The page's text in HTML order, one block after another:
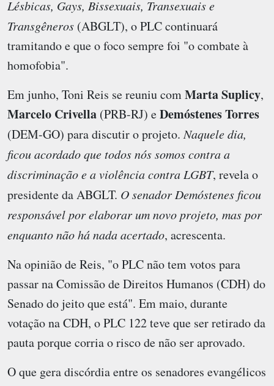
Lésbicas, Gays, Bissexuais, Transexuais e
Transgêneros (ABGLT), o PLC continuará
tramitando e que o foco sempre foi "o combate à
homofobia".
Em junho, Toni Reis se reuniu comMarta Suplicy,
Marcelo Crivella (PRB-RJ) eDemóstenes Torres
(DEM-GO) para discutir o projeto.Naquele dia,
ficou acordado que todos nós somos contra a
discriminação e a violência contra LGBT, revela o
presidente da ABGLT. O senador Demóstenes ficou
responsável por elaborar um novo projeto, mas por
enquanto não há nada acertado, acrescenta.
Na opinião de Reis, "o PLC não tem votos para
passar na Comissão de Direitos Humanos (CDH) do
Senado do jeito que está". Em maio, durante
votação na CDH, o PLC 122 teve que ser retirado da
pauta porque corria o risco de não ser aprovado.
O que gera discórdia entre os senadores evangélicos